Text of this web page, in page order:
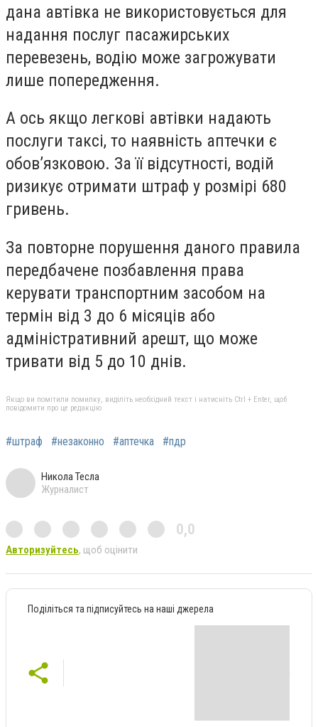
дана автівка не використовується для
надання послуг пасажирських
перевезень, водію може загрожувати
лише попередження.
А ось якщо легкові автівки надають
послуги таксі, то наявність аптечки є
обов’язковою. За її відсутності, водій
ризикує отримати штраф у розмірі 680
гривень.
За повторне порушення даного правила
передбачене позбавлення права
керувати транспортним засобом на
термін від 3 до 6 місяців або
адміністративний арешт, що може
тривати від 5 до 10 днів.
Якщо ви помітили помилку, виділіть необхідний текст і натисніть Ctrl + Enter, щоб
повідомити про це редакцію
#штраф #незаконно #аптечка #пдр
Никола Тесла
Журналист
0,0
Авторизуйтесь, щоб оцінити
Поділіться та підписуйтесь на наші джерела